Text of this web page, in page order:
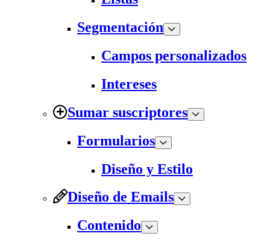
Segmentación
Campos personalizados
Intereses
Sumar suscriptores
Formularios
Diseño y Estilo
Diseño de Emails
Contenido